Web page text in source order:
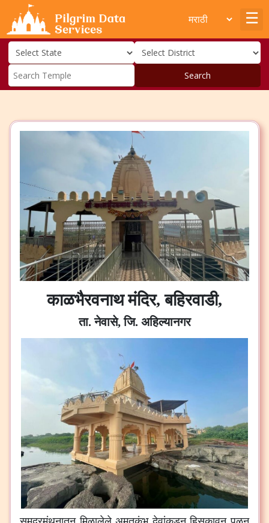
Search
काळभैरवनाथ मंदिर,बहिरवाडी,
ता. नेवासे, जि. अहिल्यानगर